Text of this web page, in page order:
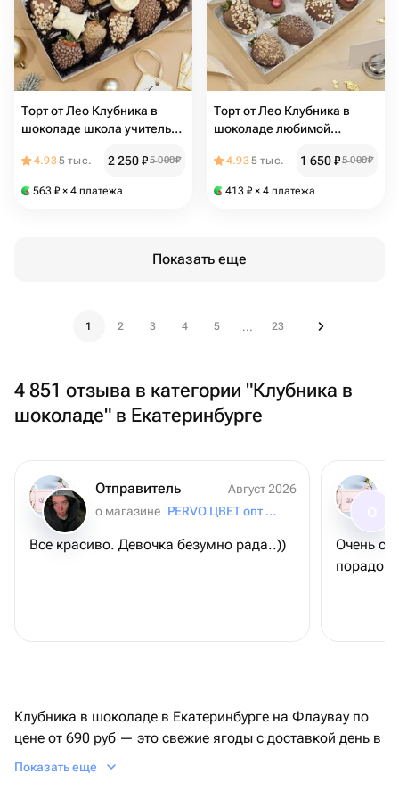
Торт от Лео Клубника в
шоколаде школа учитель
день учителя школьник
4.935 тыс. 2 250₽5 000₽
563 ₽ × 4 платежа
Торт от Лео Клубника в
шоколаде любимой
4.935 тыс. 1 650₽5 000₽
413 ₽ × 4 платежа
Показать еще
1 2 3 4 5 ... 23
4 851 отзыва в категории "Клубника в
шоколаде" в Екатеринбурге
Отправитель
Август 2026
о магазине
PERVO ЦВЕТ опт 24/7
Все красиво. Девочка безумно рада..))
Очень
Клубника в шоколаде в Екатеринбурге на Флаувау по
цене от 690 руб — это свежие ягоды с доставкой день в
день и фото готового набора перед отправкой. В
Показать еще